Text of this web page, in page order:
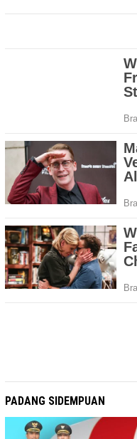
PADANG SIDEMPUAN